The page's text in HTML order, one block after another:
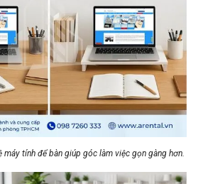
máy tính để bàn giúp góc làm việc gọn gàng hơn.